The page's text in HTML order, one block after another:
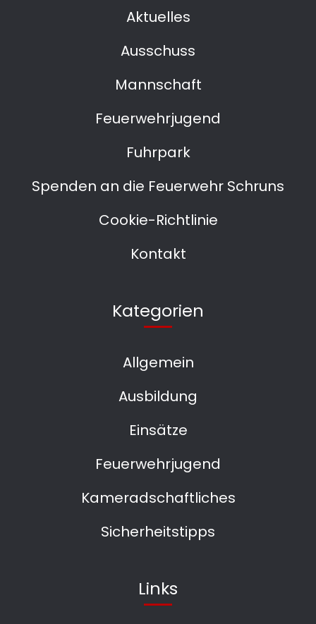
Aktuelles
Ausschuss
Mannschaft
Feuerwehrjugend
Fuhrpark
Spenden an die Feuerwehr Schruns
Cookie-Richtlinie
Kontakt
Kategorien
Allgemein
Ausbildung
Einsätze
Feuerwehrjugend
Kameradschaftliches
Sicherheitstipps
Links